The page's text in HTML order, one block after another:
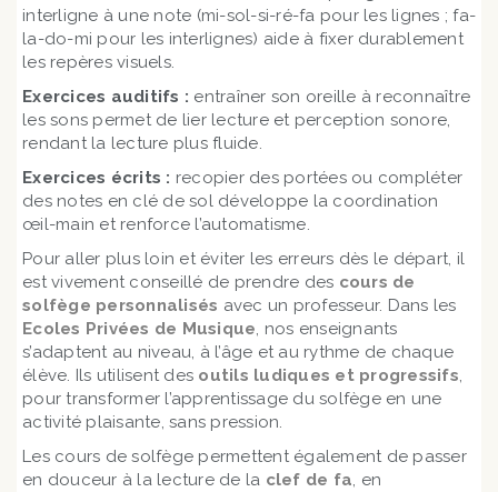
interligne à une note (mi-sol-si-ré-fa pour les lignes ; fa-
la-do-mi pour les interlignes) aide à fixer durablement
les repères visuels.
Exercices auditifs : entraîner son oreille à reconnaître
les sons permet de lier lecture et perception sonore,
rendant la lecture plus fluide.
Exercices écrits : recopier des portées ou compléter
des notes en clé de sol développe la coordination
œil-main et renforce l’automatisme.
Pour aller plus loin et éviter les erreurs dès le départ, il
est vivement conseillé de prendre des cours de
solfège personnalisés avec un professeur. Dans les
Ecoles Privées de Musique, nos enseignants
s’adaptent au niveau, à l’âge et au rythme de chaque
élève. Ils utilisent des outils ludiques et progressifs,
pour transformer l’apprentissage du solfège en une
activité plaisante, sans pression.
Les cours de solfège permettent également de passer
en douceur à la lecture de la clef de fa, en